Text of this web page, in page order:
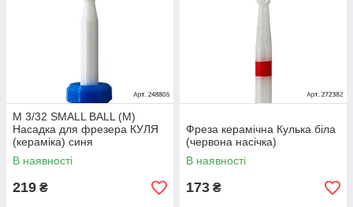
M 3/32 SMALL BALL (M)
Насадка для фрезера КУЛЯ
(кераміка) синя
В наявності
219 ₴
Фреза керамічна Кулька біла
(червона насічка)
В наявності
173 ₴